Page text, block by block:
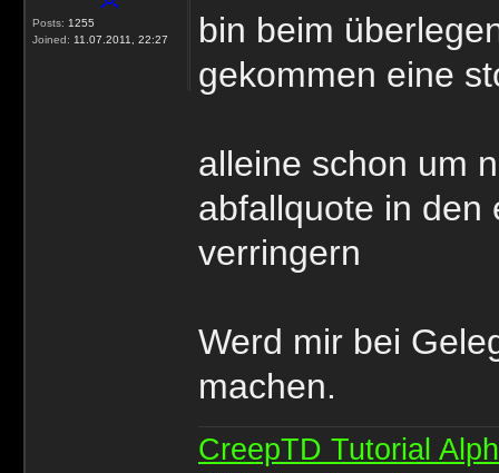
Posts: 1255
Joined: 11.07.2011, 22:27
bin beim
gekommen eine
alleine schon um
abfallquote in den
verringern
Werd mir bei
machen.
CreepTD Tutorial